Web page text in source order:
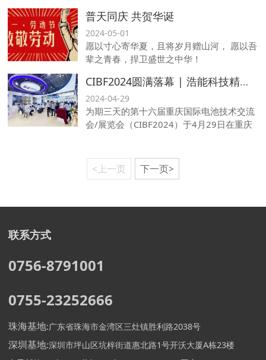
中央军委主席习近平出席大会，为国家最高
科学技术奖获得者等颁奖并发表重要讲话。
由华中科技大学、深圳市浩能科技有限公司
为主要完成单位的“大容量锂离子电池精准制
国家科学技术进步奖二等奖。
普天同庆 共贺华诞
2024-05-01
愿以寸心寄华夏，且将岁月赠山河， 愿以吾
辈之青春，捍卫盛世之中华！
CIBF2024圆满落幕 | 浩能科技精彩再出发，期待再相聚
2024-04-29
为期三天的第十六届重庆国际电池技术交流
会/展览会（CIBF2024）于4月29日在重庆
<上一页 下一页>
联系方式
0756-8791001
0755-23252666
珠海基地:广东省珠海市金湾区三灶镇胜利路2038号
深圳基地:深圳市坪山区坑梓街道惠北路1号开沃大厦A栋23楼